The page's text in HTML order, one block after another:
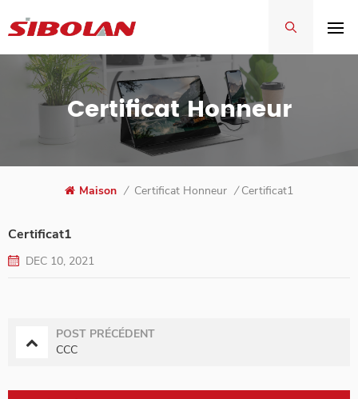
Certificat Honneur
Maison / Certificat Honneur / Certificat1
Certificat1
DEC 10, 2021
POST PRÉCÉDENT
CCC